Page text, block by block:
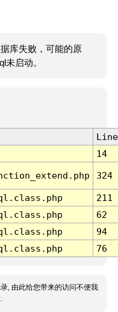
库失败，可能的原
未启动。
Line
14
324
211
62
94
76
, 由此给您带来的访问不便我